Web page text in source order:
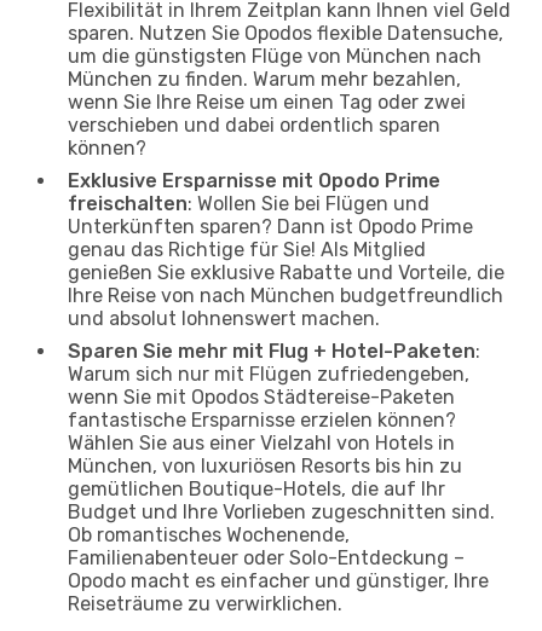
Flexibilität in Ihrem Zeitplan kann Ihnen viel Geld
sparen. Nutzen Sie Opodos flexible Datensuche,
um die günstigsten Flüge von München nach
München zu finden. Warum mehr bezahlen,
wenn Sie Ihre Reise um einen Tag oder zwei
verschieben und dabei ordentlich sparen
können?
Exklusive Ersparnisse mit Opodo Prime
freischalten: Wollen Sie bei Flügen und
Unterkünften sparen? Dann ist Opodo Prime
genau das Richtige für Sie! Als Mitglied
genießen Sie exklusive Rabatte und Vorteile, die
Ihre Reise von nach München budgetfreundlich
und absolut lohnenswert machen.
Sparen Sie mehr mit Flug + Hotel-Paketen:
Warum sich nur mit Flügen zufriedengeben,
wenn Sie mit Opodos Städtereise-Paketen
fantastische Ersparnisse erzielen können?
Wählen Sie aus einer Vielzahl von Hotels in
München, von luxuriösen Resorts bis hin zu
gemütlichen Boutique-Hotels, die auf Ihr
Budget und Ihre Vorlieben zugeschnitten sind.
Ob romantisches Wochenende,
Familienabenteuer oder Solo-Entdeckung –
Opodo macht es einfacher und günstiger, Ihre
Reiseträume zu verwirklichen.